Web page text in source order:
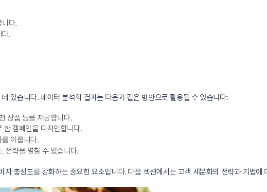
다.
다.
있습니다. 데이터 분석의 결과는 다음과 같은 방안으로 활용될 수 있습니다:
상품 등을 제공합니다.
캠페인을 디자인합니다.
이룹니다.
전략을 펼칠 수 있습니다.
충성도를 강화하는 중요한 요소입니다. 다음 섹션에서는 고객 세분화의 전략과 기법에